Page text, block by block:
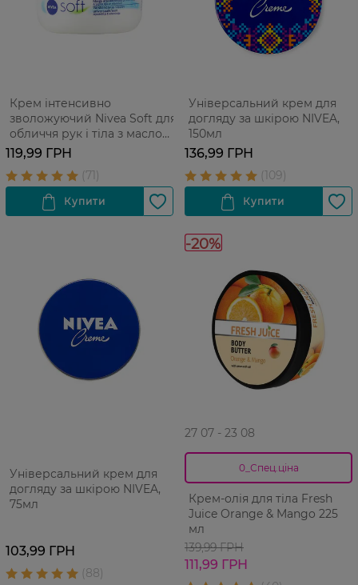
Крем інтенсивно
зволожуючий Nivea Soft для
обличчя рук і тіла з маслом
жожоба і вітаміном Е 100 мл
119,99 ГРН
Універсальний крем для
догляду за шкірою NIVEA,
150мл
136,99 ГРН
Універсальний крем для
догляду за шкірою NIVEA,
75мл
103,99 ГРН
-20%
27 07 - 23 08
0_Спец.ціна
Крем-олія для тіла Fresh
Juice Orange & Mango 225
мл
139,99 ГРН
111,99 ГРН